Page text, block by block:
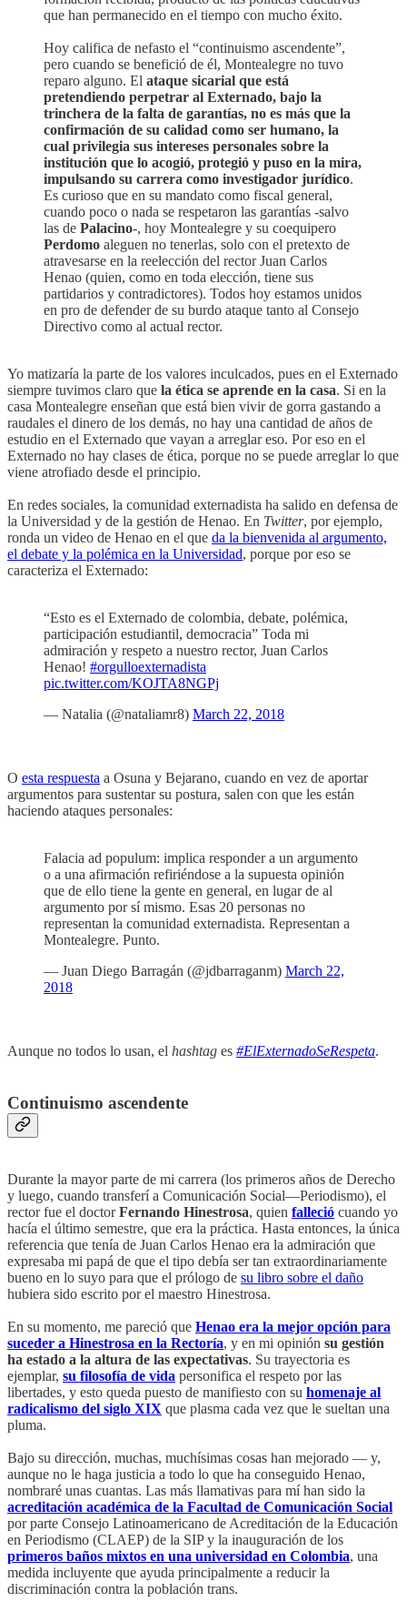
que han permanecido en el tiempo con mucho éxito.
Hoy califica de nefasto el “continuismo ascendente”,
pero cuando se benefició de él, Montealegre no tuvo
reparo alguno. El ataque sicarial que está
pretendiendo perpetrar al Externado, bajo la
trinchera de la falta de garantías, no es más que la
confirmación de su calidad como ser humano, la
cual privilegia sus intereses personales sobre la
institución que lo acogió, protegió y puso en la mira,
impulsando su carrera como investigador jurídico.
Es curioso que en su mandato como fiscal general,
cuando poco o nada se respetaron las garantías -salvo
las de Palacino-, hoy Montealegre y su coequipero
Perdomo aleguen no tenerlas, solo con el pretexto de
atravesarse en la reelección del rector Juan Carlos
Henao (quien, como en toda elección, tiene sus
partidarios y contradictores). Todos hoy estamos unidos
en pro de defender de su burdo ataque tanto al Consejo
Directivo como al actual rector.
Yo matizaría la parte de los valores inculcados, pues en el Externado
siempre tuvimos claro que la ética se aprende en la casa. Si en la
casa Montealegre enseñan que está bien vivir de gorra gastando a
raudales el dinero de los demás, no hay una cantidad de años de
estudio en el Externado que vayan a arreglar eso. Por eso en el
Externado no hay clases de ética, porque no se puede arreglar lo que
viene atrofiado desde el principio.
En redes sociales, la comunidad externadista ha salido en defensa de
la Universidad y de la gestión de Henao. En Twitter, por ejemplo,
ronda un video de Henao en el que da la bienvenida al argumento,
el debate y la polémica en la Universidad, porque por eso se
caracteriza el Externado:
“Esto es el Externado de colombia, debate, polémica,
participación estudiantil, democracia” Toda mi
admiración y respeto a nuestro rector, Juan Carlos
Henao! #orgulloexternadista
pic.twitter.com/KOJTA8NGPj
— Natalia (@nataliamr8) March 22, 2018
O esta respuesta a Osuna y Bejarano, cuando en vez de aportar
argumentos para sustentar su postura, salen con que les están
haciendo ataques personales:
Falacia ad populum: implica responder a un argumento
o a una afirmación refiriéndose a la supuesta opinión
que de ello tiene la gente en general, en lugar de al
argumento por sí mismo. Esas 20 personas no
representan la comunidad externadista. Representan a
Montealegre. Punto.
— Juan Diego Barragán (@jdbarraganm) March 22,
2018
Aunque no todos lo usan, el hashtag es #ElExternadoSeRespeta.
Continuismo ascendente
Durante la mayor parte de mi carrera (los primeros años de Derecho
y luego, cuando transferí a Comunicación Social—Periodismo), el
rector fue el doctorFernando Hinestrosa, quien falleció cuando yo
hacía el último semestre, que era la práctica. Hasta entonces, la única
referencia que tenía de Juan Carlos Henao era la admiración que
expresaba mi papá de que el tipo debía ser tan extraordinariamente
bueno en lo suyo para que el prólogo de su libro sobre el daño
hubiera sido escrito por el maestro Hinestrosa.
En su momento, me pareció que Henao era la mejor opción para
suceder a Hinestrosa en la Rectoría, y en mi opinión su gestión
ha estado a la altura de las expectativas. Su trayectoria es
ejemplar, su filosofía de vida personifica el respeto por las
libertades, y esto queda puesto de manifiesto con su homenaje al
radicalismo del siglo XIX que plasma cada vez que le sueltan una
pluma.
Bajo su dirección, muchas, muchísimas cosas han mejorado — y,
aunque no le haga justicia a todo lo que ha conseguido Henao,
nombraré unas cuantas. Las más llamativas para mí han sido la
acreditación académica de la Facultad de Comunicación Social
por parte Consejo Latinoamericano de Acreditación de la Educación
en Periodismo (CLAEP) de la SIP y la inauguración de los
primeros baños mixtos en una universidad en Colombia, una
medida incluyente que ayuda principalmente a reducir la
discriminación contra la población trans.